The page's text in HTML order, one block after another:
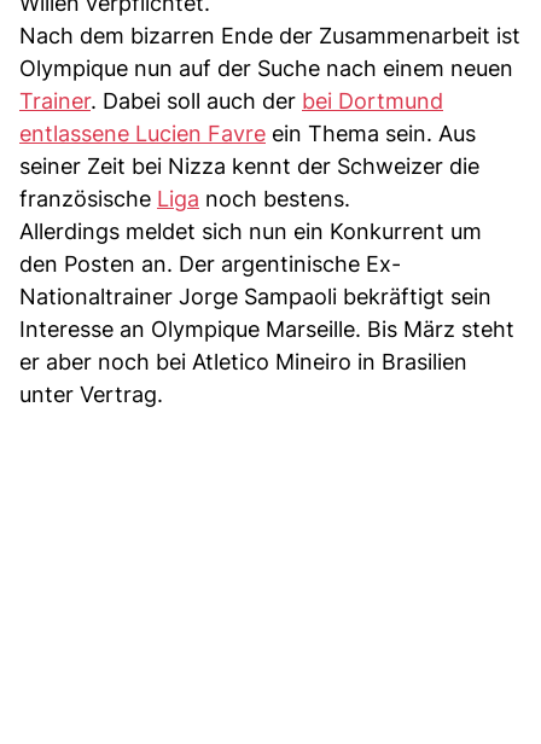
Nach dem bizarren Ende der Zusammenarbeit ist
Olympique nun auf der Suche nach einem neuen
Trainer. Dabei soll auch der bei Dortmund
entlassene Lucien Favre ein Thema sein. Aus
seiner Zeit bei Nizza kennt der Schweizer die
französische Liga noch bestens.
Allerdings meldet sich nun ein Konkurrent um
den Posten an. Der argentinische Ex-
Nationaltrainer Jorge Sampaoli bekräftigt sein
Interesse an Olympique Marseille. Bis März steht
er aber noch bei Atletico Mineiro in Brasilien
unter Vertrag.